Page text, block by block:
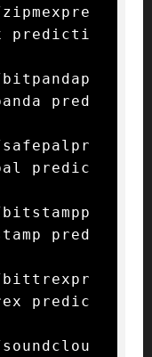
predicti
pred
predic
pred
bittrexpr
predic